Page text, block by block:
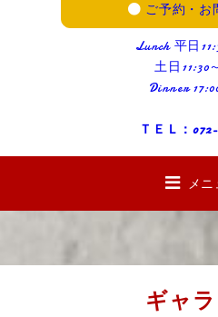
ご予約・お
Lunch 平日
土日11:30
Dinner
ＴＥＬ：
メニ
ギャ